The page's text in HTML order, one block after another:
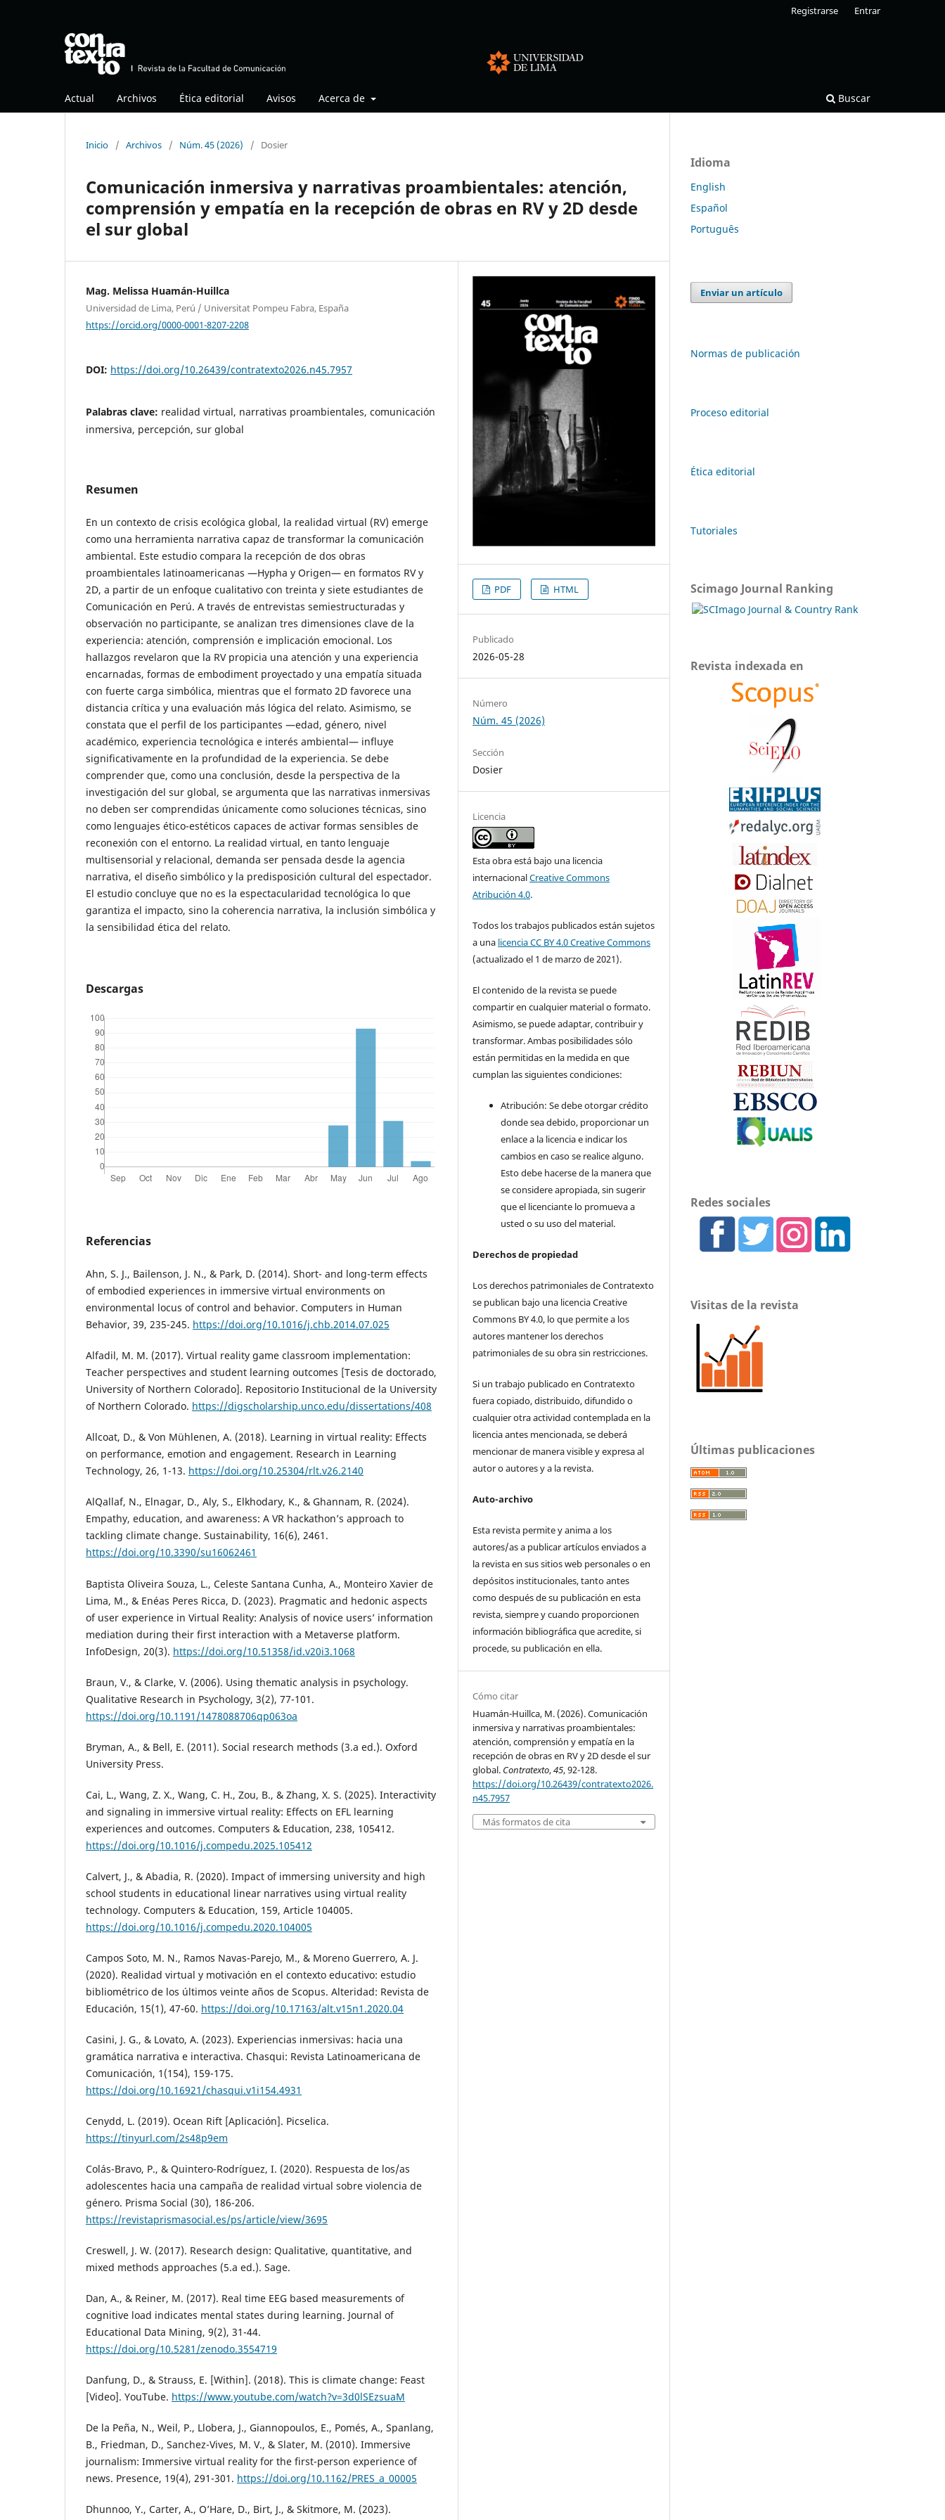
Actual Archivos Ética editorial Avisos Acerca de Buscar
Registrarse Entrar
Inicio / Archivos / Núm. 45 (2026) / Dosier
Comunicación inmersiva y narrativas proambientales: atención,
comprensión y empatía en la recepción de obras en RV y 2D desde
el sur global
Mag. Melissa Huamán-Huillca
Universidad de Lima, Perú / Universitat Pompeu Fabra, España
https://orcid.org/0000-0001-8207-2208
DOI: https://doi.org/10.26439/contratexto2026.n45.7957
Palabras clave: realidad virtual, narrativas proambientales, comunicación
inmersiva, percepción, sur global
Resumen
En un contexto de crisis ecológica global, la realidad virtual (RV) emerge
como una herramienta narrativa capaz de transformar la comunicación
ambiental. Este estudio compara la recepción de dos obras
proambientales latinoamericanas —Hypha y Origen— en formatos RV y
2D, a partir de un enfoque cualitativo con treinta y siete estudiantes de
Comunicación en Perú. A través de entrevistas semiestructuradas y
observación no participante, se analizan tres dimensiones clave de la
experiencia: atención, comprensión e implicación emocional. Los
hallazgos revelaron que la RV propicia una atención y una experiencia
encarnadas, formas de embodiment proyectado y una empatía situada
con fuerte carga simbólica, mientras que el formato 2D favorece una
distancia crítica y una evaluación más lógica del relato. Asimismo, se
constata que el perfil de los participantes —edad, género, nivel
académico, experiencia tecnológica e interés ambiental— influye
significativamente en la profundidad de la experiencia. Se debe
comprender que, como una conclusión, desde la perspectiva de la
investigación del sur global, se argumenta que las narrativas inmersivas
no deben ser comprendidas únicamente como soluciones técnicas, sino
como lenguajes ético-estéticos capaces de activar formas sensibles de
reconexión con el entorno. La realidad virtual, en tanto lenguaje
multisensorial y relacional, demanda ser pensada desde la agencia
narrativa, el diseño simbólico y la predisposición cultural del espectador.
El estudio concluye que no es la espectacularidad tecnológica lo que
garantiza el impacto, sino la coherencia narrativa, la inclusión simbólica y
la sensibilidad ética del relato.
Descargas
Referencias
Ahn, S. J., Bailenson, J. N., & Park, D. (2014). Short- and long-term effects
of embodied experiences in immersive virtual environments on
environmental locus of control and behavior. Computers in Human
Behavior, 39, 235-245. https://doi.org/10.1016/j.chb.2014.07.025
Alfadil, M. M. (2017). Virtual reality game classroom implementation:
Teacher perspectives and student learning outcomes [Tesis de doctorado,
University of Northern Colorado]. Repositorio Institucional de la University
of Northern Colorado. https://digscholarship.unco.edu/dissertations/408
Allcoat, D., & Von Mühlenen, A. (2018). Learning in virtual reality: Effects
on performance, emotion and engagement. Research in Learning
Technology, 26, 1-13. https://doi.org/10.25304/rlt.v26.2140
AlQallaf, N., Elnagar, D., Aly, S., Elkhodary, K., & Ghannam, R. (2024).
Empathy, education, and awareness: A VR hackathon’s approach to
tackling climate change. Sustainability, 16(6), 2461.
https://doi.org/10.3390/su16062461
Baptista Oliveira Souza, L., Celeste Santana Cunha, A., Monteiro Xavier de
Lima, M., & Enéas Peres Ricca, D. (2023). Pragmatic and hedonic aspects
of user experience in Virtual Reality: Analysis of novice users’ information
mediation during their first interaction with a Metaverse platform.
InfoDesign, 20(3). https://doi.org/10.51358/id.v20i3.1068
Braun, V., & Clarke, V. (2006). Using thematic analysis in psychology.
Qualitative Research in Psychology, 3(2), 77-101.
https://doi.org/10.1191/1478088706qp063oa
Bryman, A., & Bell, E. (2011). Social research methods (3.a ed.). Oxford
University Press.
Cai, L., Wang, Z. X., Wang, C. H., Zou, B., & Zhang, X. S. (2025). Interactivity
and signaling in immersive virtual reality: Effects on EFL learning
experiences and outcomes. Computers & Education, 238, 105412.
https://doi.org/10.1016/j.compedu.2025.105412
Calvert, J., & Abadia, R. (2020). Impact of immersing university and high
school students in educational linear narratives using virtual reality
technology. Computers & Education, 159, Article 104005.
https://doi.org/10.1016/j.compedu.2020.104005
Campos Soto, M. N., Ramos Navas-Parejo, M., & Moreno Guerrero, A. J.
(2020). Realidad virtual y motivación en el contexto educativo: estudio
bibliométrico de los últimos veinte años de Scopus. Alteridad: Revista de
Educación, 15(1), 47-60. https://doi.org/10.17163/alt.v15n1.2020.04
Casini, J. G., & Lovato, A. (2023). Experiencias inmersivas: hacia una
gramática narrativa e interactiva. Chasqui: Revista Latinoamericana de
Comunicación, 1(154), 159-175.
https://doi.org/10.16921/chasqui.v1i154.4931
Cenydd, L. (2019). Ocean Rift [Aplicación]. Picselica.
https://tinyurl.com/2s48p9em
Colás-Bravo, P., & Quintero-Rodríguez, I. (2020). Respuesta de los/as
adolescentes hacia una campaña de realidad virtual sobre violencia de
género. Prisma Social (30), 186-206.
https://revistaprismasocial.es/ps/article/view/3695
Creswell, J. W. (2017). Research design: Qualitative, quantitative, and
mixed methods approaches (5.a ed.). Sage.
Dan, A., & Reiner, M. (2017). Real time EEG based measurements of
cognitive load indicates mental states during learning. Journal of
Educational Data Mining, 9(2), 31-44.
https://doi.org/10.5281/zenodo.3554719
Danfung, D., & Strauss, E. [Within]. (2018). This is climate change: Feast
[Video]. YouTube. https://www.youtube.com/watch?v=3d0lSEzsuaM
De la Peña, N., Weil, P., Llobera, J., Giannopoulos, E., Pomés, A., Spanlang,
B., Friedman, D., Sanchez-Vives, M. V., & Slater, M. (2010). Immersive
journalism: Immersive virtual reality for the first-person experience of
news. Presence, 19(4), 291-301. https://doi.org/10.1162/PRES_a_00005
Dhunnoo, Y., Carter, A., O’Hare, D., Birt, J., & Skitmore, M. (2023).
PDF HTML
Publicado
2026-05-28
Número
Núm. 45 (2026)
Sección
Dosier
Licencia
Esta obra está bajo una licencia
internacionalCreative Commons
Atribución 4.0.
Todos los trabajos publicados están sujetos
a una licencia CC BY 4.0 Creative Commons
(actualizado el 1 de marzo de 2021).
El contenido de la revista se puede
compartir en cualquier material o formato.
Asimismo, se puede adaptar, contribuir y
transformar. Ambas posibilidades sólo
están permitidas en la medida en que
cumplan las siguientes condiciones:
Atribución: Se debe otorgar crédito
donde sea debido, proporcionar un
enlace a la licencia e indicar los
cambios en caso se realice alguno.
Esto debe hacerse de la manera que
se considere apropiada, sin sugerir
que el licenciante lo promueva a
usted o su uso del material.
Derechos de propiedad
Los derechos patrimoniales de Contratexto
se publican bajo una licencia Creative
Commons BY 4.0, lo que permite a los
autores mantener los derechos
patrimoniales de su obra sin restricciones.
Si un trabajo publicado en Contratexto
fuera copiado, distribuido, difundido o
cualquier otra actividad contemplada en la
licencia antes mencionada, se deberá
mencionar de manera visible y expresa al
autor o autores y a la revista.
Auto-archivo
Esta revista permite y anima a los
autores/as a publicar artículos enviados a
la revista en sus sitios web personales o en
depósitos institucionales, tanto antes
como después de su publicación en esta
revista, siempre y cuando proporcionen
información bibliográfica que acredite, si
procede, su publicación en ella.
Cómo citar
Huamán-Huillca, M. (2026). Comunicación
inmersiva y narrativas proambientales:
atención, comprensión y empatía en la
recepción de obras en RV y 2D desde el sur
global. Contratexto,45, 92-128.
https://doi.org/10.26439/contratexto2026.
n45.7957
Más formatos de cita
Idioma
English
Español
Português
Enviar un artículo
Normas de publicación
Proceso editorial
Ética editorial
Tutoriales
Scimago Journal Ranking
Revista indexada en
Redes sociales
Visitas de la revista
Últimas publicaciones